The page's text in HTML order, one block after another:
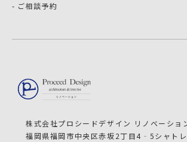
ご相談予約
株式会社プロシードデザイン リノベーショ
福岡県福岡市中央区赤坂2丁目4‐5シャト